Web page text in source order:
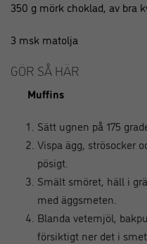
350 g mörk choklad, av bra
3 msk matolja
GÖR SÅ HÄR
Muffins
Sätt ugnen på 175
Vispa ägg, strösocker
pösigt.
Smält smöret, häll i
med äggsmeten.
Blanda vetemjöl,
försiktigt ner det i